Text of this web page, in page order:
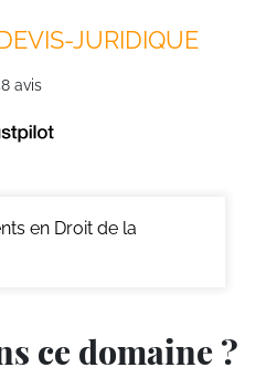
JURIDIQUE
avis
en Droit de la
ce domaine ?